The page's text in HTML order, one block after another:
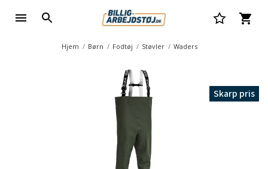
Hjem Børn Fodtøj Støvler Waders
Skarp pris